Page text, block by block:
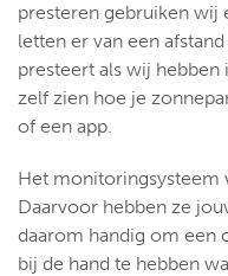
presteren gebruiken wij
letten er van een
presteert als wij hebben
zelf zien hoe je
of een app.
Het monitoringsysteem
Daarvoor hebben ze
daarom handig om een
bij de hand te hebben